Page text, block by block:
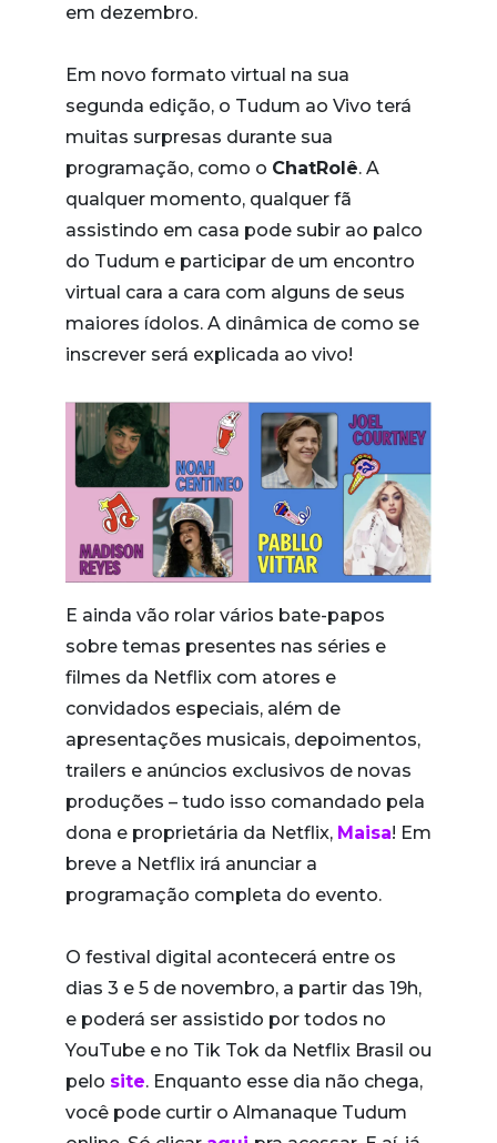
em dezembro.
Em novo formato virtual na sua
segunda edição, o Tudum ao Vivo terá
muitas surpresas durante sua
programação, como o ChatRolê. A
qualquer momento, qualquer fã
assistindo em casa pode subir ao palco
do Tudum e participar de um encontro
virtual cara a cara com alguns de seus
maiores ídolos. A dinâmica de como se
inscrever será explicada ao vivo!
E ainda vão rolar vários bate-papos
sobre temas presentes nas séries e
filmes da Netflix com atores e
convidados especiais, além de
apresentações musicais, depoimentos,
trailers e anúncios exclusivos de novas
produções – tudo isso comandado pela
dona e proprietária da Netflix, Maisa! Em
breve a Netflix irá anunciar a
programação completa do evento.
O festival digital acontecerá entre os
dias 3 e 5 de novembro, a partir das 19h,
e poderá ser assistido por todos no
YouTube e no Tik Tok da Netflix Brasil ou
pelo site. Enquanto esse dia não chega,
você pode curtir o Almanaque Tudum